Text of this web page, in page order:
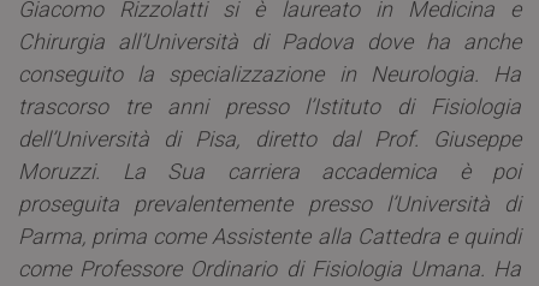
Giacomo Rizzolatti si è laureato in Medicina e
Chirurgia all’Università di Padova dove ha anche
conseguito la specializzazione in Neurologia. Ha
trascorso tre anni presso l’Istituto di Fisiologia
dell’Università di Pisa, diretto dal Prof. Giuseppe
Moruzzi. La Sua carriera accademica è poi
proseguita prevalentemente presso l’Università di
Parma, prima come Assistente alla Cattedra e quindi
come Professore Ordinario di Fisiologia Umana. Ha